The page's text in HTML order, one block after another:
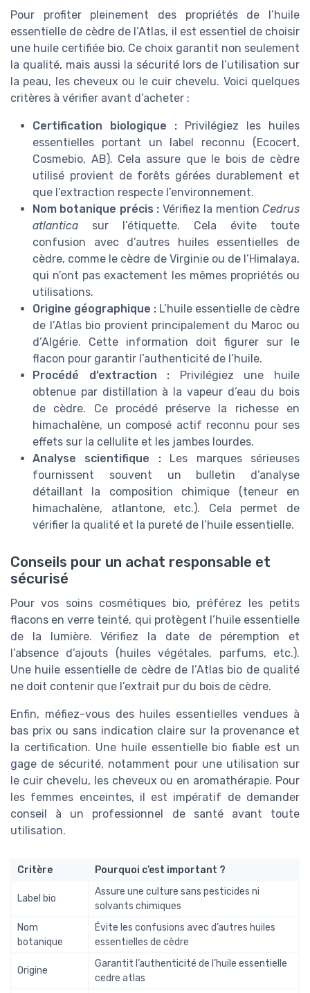
Pour profiter pleinement des propriétés de l’huile
essentielle de cèdre de l’Atlas, il est essentiel de choisir
une huile certifiée bio. Ce choix garantit non seulement
la qualité, mais aussi la sécurité lors de l’utilisation sur
la peau, les cheveux ou le cuir chevelu. Voici quelques
critères à vérifier avant d’acheter :
Certification biologique : Privilégiez les huiles
essentielles portant un label reconnu (Ecocert,
Cosmebio, AB). Cela assure que le bois de cèdre
utilisé provient de forêts gérées durablement et
que l’extraction respecte l’environnement.
Nom botanique précis : Vérifiez la mentionCedrus
atlantica sur l’étiquette. Cela évite toute
confusion avec d’autres huiles essentielles de
cèdre, comme le cèdre de Virginie ou de l’Himalaya,
qui n’ont pas exactement les mêmes propriétés ou
utilisations.
Origine géographique : L’huile essentielle de cèdre
de l’Atlas bio provient principalement du Maroc ou
d’Algérie. Cette information doit figurer sur le
flacon pour garantir l’authenticité de l’huile.
Procédé d’extraction : Privilégiez une huile
obtenue par distillation à la vapeur d’eau du bois
de cèdre. Ce procédé préserve la richesse en
himachalène, un composé actif reconnu pour ses
effets sur la cellulite et les jambes lourdes.
Analyse scientifique :Les marques sérieuses
fournissent souvent un bulletin d’analyse
détaillant la composition chimique (teneur en
himachalène, atlantone, etc.). Cela permet de
vérifier la qualité et la pureté de l’huile essentielle.
Conseils pour un achat responsable et
sécurisé
Pour vos soins cosmétiques bio, préférez les petits
flacons en verre teinté, qui protègent l’huile essentielle
de la lumière. Vérifiez la date de péremption et
l’absence d’ajouts (huiles végétales, parfums, etc.).
Une huile essentielle de cèdre de l’Atlas bio de qualité
ne doit contenir que l’extrait pur du bois de cèdre.
Enfin, méfiez-vous des huiles essentielles vendues à
bas prix ou sans indication claire sur la provenance et
la certification. Une huile essentielle bio fiable est un
gage de sécurité, notamment pour une utilisation sur
le cuir chevelu, les cheveux ou en aromathérapie. Pour
les femmes enceintes, il est impératif de demander
conseil à un professionnel de santé avant toute
utilisation.
Critère Pourquoi c’est important ?
Label bio
Assure une culture sans pesticides ni
solvants chimiques
Nom
botanique
Évite les confusions avec d’autres huiles
essentielles de cèdre
Origine
Garantit l’authenticité de l’huile essentielle
cedre atlas